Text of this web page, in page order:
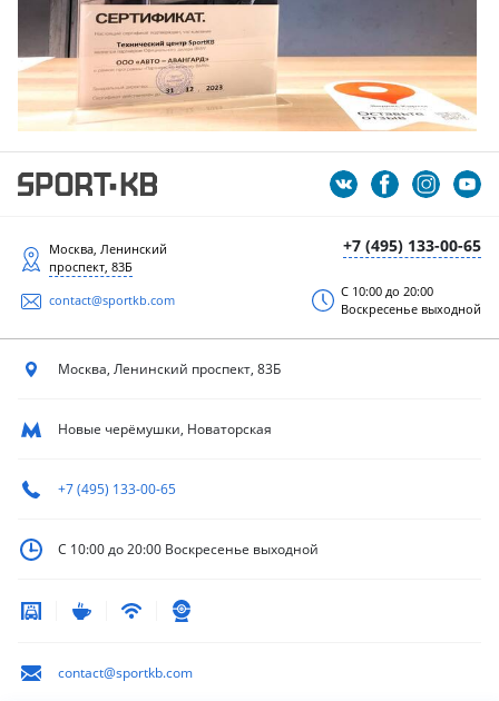
+7 (495) 133-00-65
Москва, Ленинский
проспект, 83Б
contact@sportkb.com
С 10:00 до 20:00
Воскресенье выходной
Москва, Ленинский проспект, 83Б
Новые черёмушки, Новаторская
+7 (495) 133-00-65
С 10:00 до 20:00 Воскресенье выходной
contact@sportkb.com